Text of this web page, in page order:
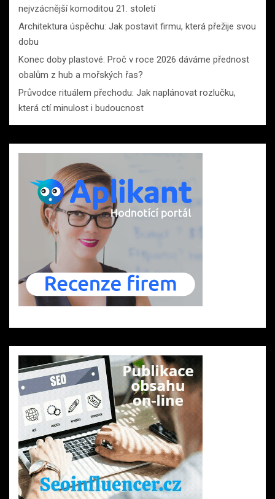
nejvzácnější komoditou 21. století
Architektura úspěchu: Jak postavit firmu, která přežije svou
dobu
Konec doby plastové: Proč v roce 2026 dáváme přednost
obalům z hub a mořských řas?
Průvodce rituálem přechodu: Jak naplánovat rozlučku,
která ctí minulost i budoucnost